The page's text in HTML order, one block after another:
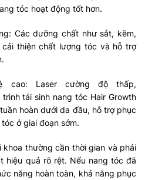
tóc hoạt động tốt hơn.
Các dưỡng chất như sắt, kẽm,
thiện chất lượng tóc và hỗ trợ
cao: Laser cường độ thấp,
trình tái sinh nang tóc Hair Growth
hoàn dưới da đầu, hỗ trợ phục
ở giai đoạn sớm.
thường cần thời gian và phải
hiệu quả rõ rệt. Nếu nang tóc đã
năng hoàn toàn, khả năng phục